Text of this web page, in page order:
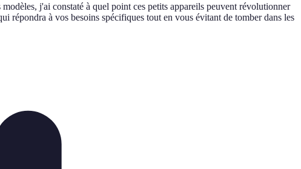
j'ai constaté à quel point ces petits appareils peuvent révolutionner
répondra à vos besoins spécifiques tout en vous évitant de tomber dans les